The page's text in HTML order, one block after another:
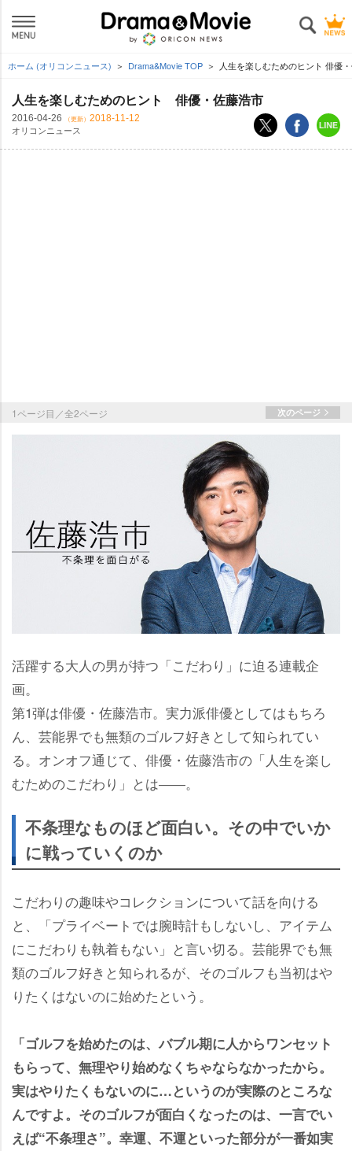
ホーム (オリコンニュース) Drama&Movie TOP 人生を楽しむためのヒント 俳優
人生を楽しむためのヒント 俳優・佐藤浩市
2016-04-26 （更新） 2018-11-12
オリコンニュース
1ページ目／全2ページ 次のページ
活躍する大人の男が持つ「こだわり」に迫る連載企
画。
第1弾は俳優・佐藤浩市。実力派俳優としてはもちろ
ん、芸能界でも無類のゴルフ好きとして知られてい
る。オンオフ通じて、俳優・佐藤浩市の「人生を楽し
むためのこだわり」とは――。
不条理なものほど面白い。その中でいか
に戦っていくのか
こだわりの趣味やコレクションについて話を向ける
と、「プライベートでは腕時計もしないし、アイテム
にこだわりも執着もない」と言い切る。芸能界でも無
類のゴルフ好きと知られるが、そのゴルフも当初は
りたくはないのに始めたという。
「ゴルフを始めたのは、バブル期に人からワンセット
もらって、無理やり始めなくちゃならなかったから。
実はやりたくもないのに…というのが実際のところな
んですよ。そのゴルフが面白くなったのは、一言でい
えば“不条理さ”。幸運、不運といった部分が一番如実